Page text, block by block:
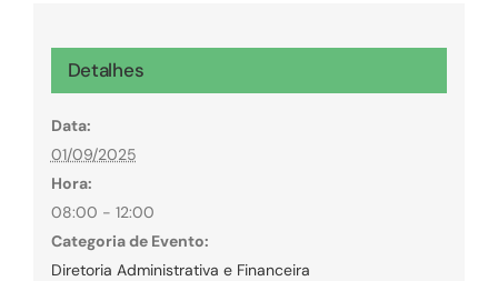
Detalhes
Data:
01/09/2025
Hora:
08:00 - 12:00
Categoria de Evento:
Diretoria Administrativa e Financeira